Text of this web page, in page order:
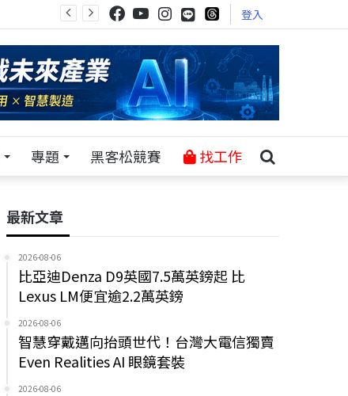
登入
專題 黑客松競賽 找工作
最新文章
2026-08-06
比亞迪Denza D9英國7.5萬英鎊起 比
Lexus LM便宜逾2.2萬英鎊
2026-08-06
智慧穿戴邁向抬頭世代！台灣大電信獨賣
Even Realities AI 眼鏡套裝
2026-08-06